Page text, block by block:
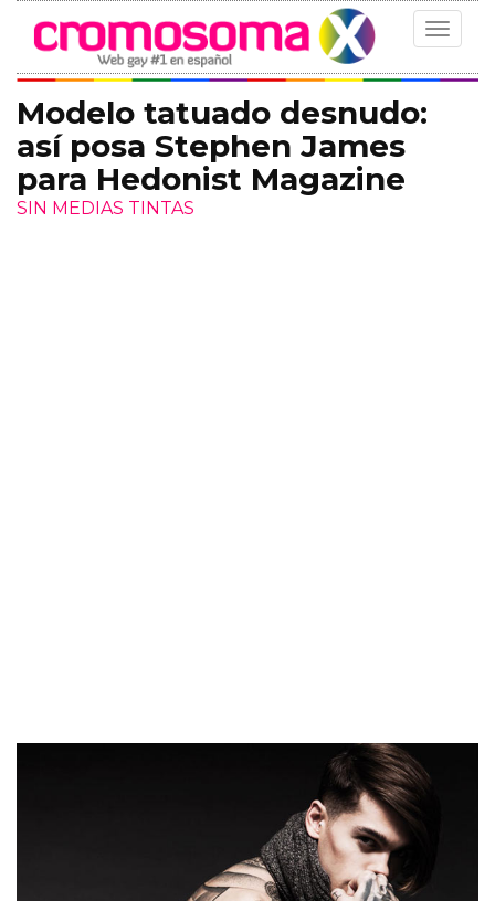
Toggle
Modelo tatuado desnudo:
así posa Stephen James
para Hedonist Magazine
SIN MEDIAS TINTAS